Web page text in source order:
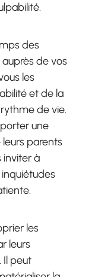
des
de vos
les
et de la
de vie.
une
parents
inviter à
les
leurs
Il peut